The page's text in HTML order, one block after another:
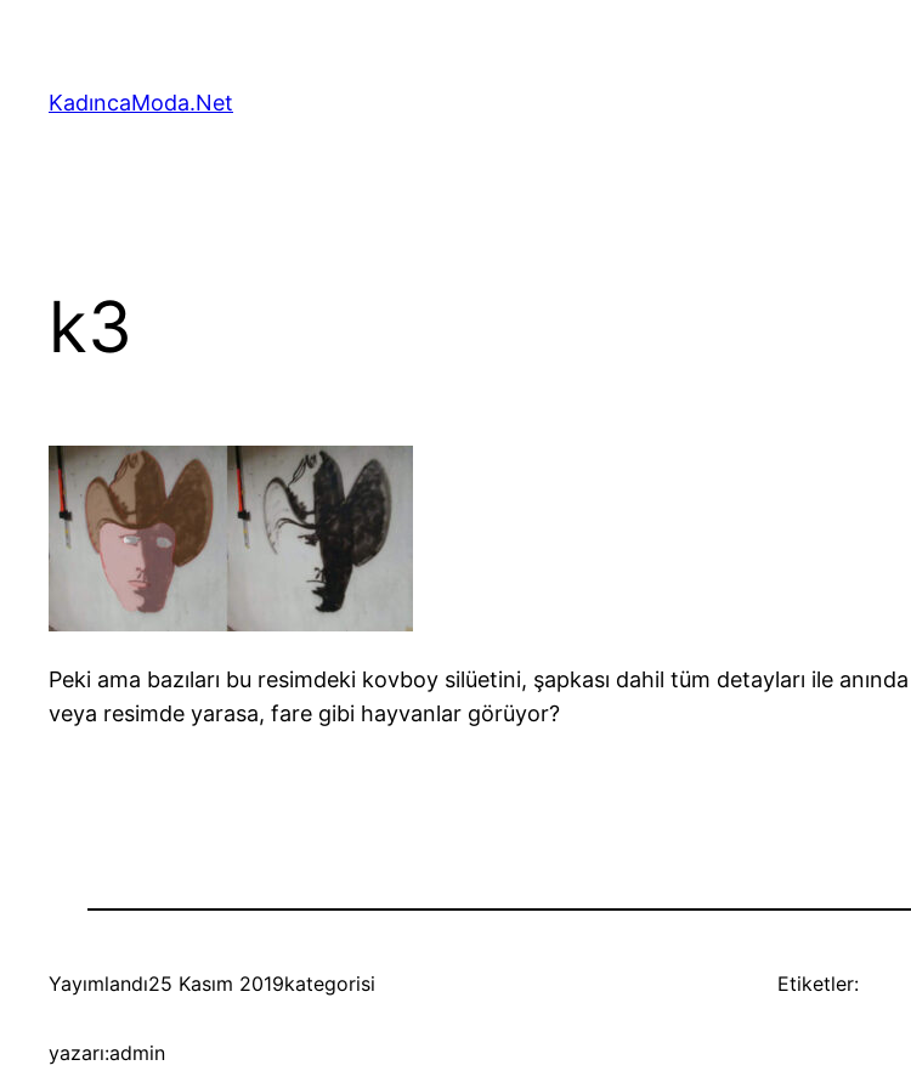
KadıncaModa.Net
k3
Peki ama bazıları bu resimdeki kovboy silüetini, şapkası dahil tüm detayları ile
veya resimde yarasa, fare gibi hayvanlar görüyor?
Yayımlandı25 Kasım 2019kategorisi
yazarı:admin
Etiketler: